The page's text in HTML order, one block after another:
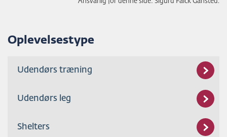
Oplevelsestype
Udendørs træning
Udendørs leg
Shelters